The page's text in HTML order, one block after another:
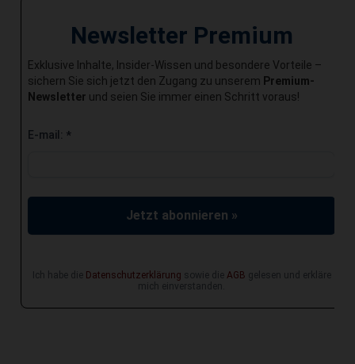
Newsletter Premium
Exklusive Inhalte, Insider-Wissen und besondere Vorteile –
sichern Sie sich jetzt den Zugang zu unserem Premium-
Newsletter und seien Sie immer einen Schritt voraus!
E-mail: *
Jetzt abonnieren »
Ich habe die Datenschutzerklärung sowie die AGB gelesen und erkläre
mich einverstanden.